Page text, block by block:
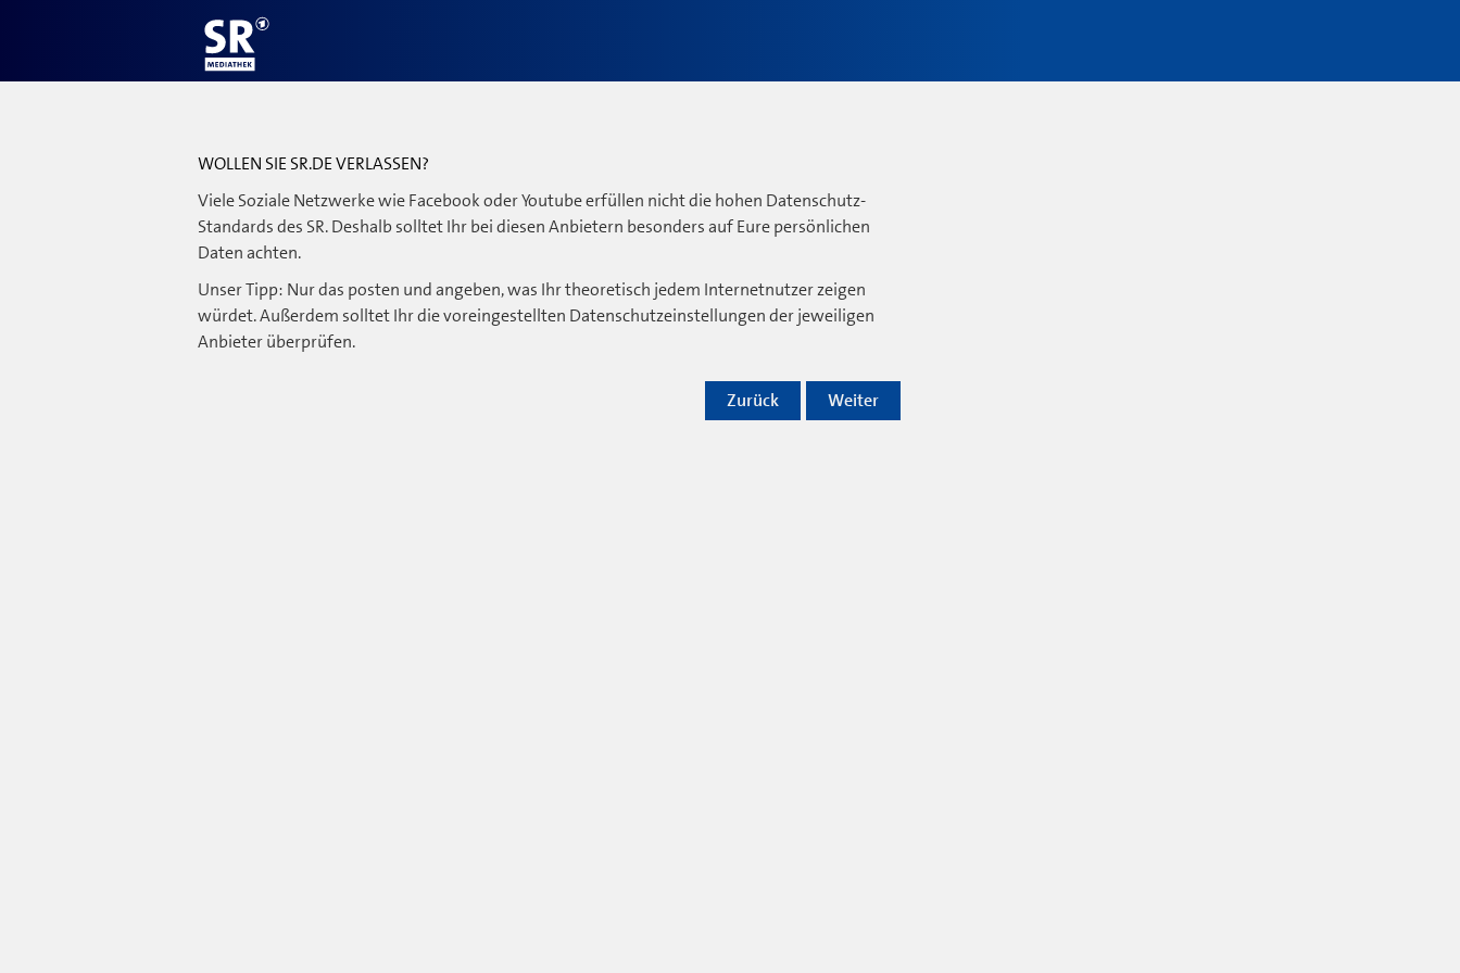
WOLLEN SIE SR.DE VERLASSEN?
Viele Soziale Netzwerke wie Facebook oder Youtube erfüllen nicht die hohen Datenschutz-
Standards des SR. Deshalb solltet Ihr bei diesen Anbietern besonders auf Eure persönlichen
Daten achten.
Unser Tipp: Nur das posten und angeben, was Ihr theoretisch jedem Internetnutzer zeigen
würdet. Außerdem solltet Ihr die voreingestellten Datenschutzeinstellungen der jeweiligen
Anbieter überprüfen.
Weiter
Zurück